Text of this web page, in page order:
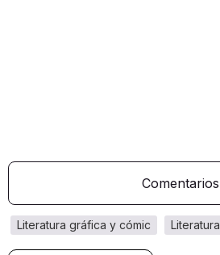
Comentarios
literatura
literatura gráfica y cómic